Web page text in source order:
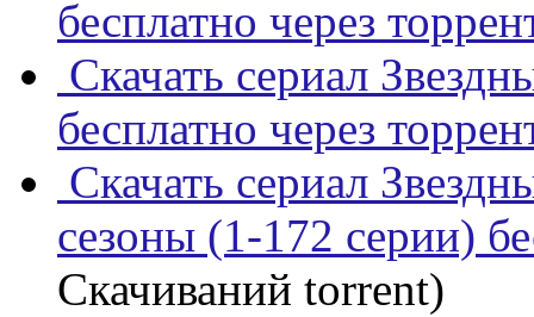
бесплатно через
Скачать сериал
бесплатно через
Скачать сериал
сезоны (1-172 серии)
Скачиваний torrent)